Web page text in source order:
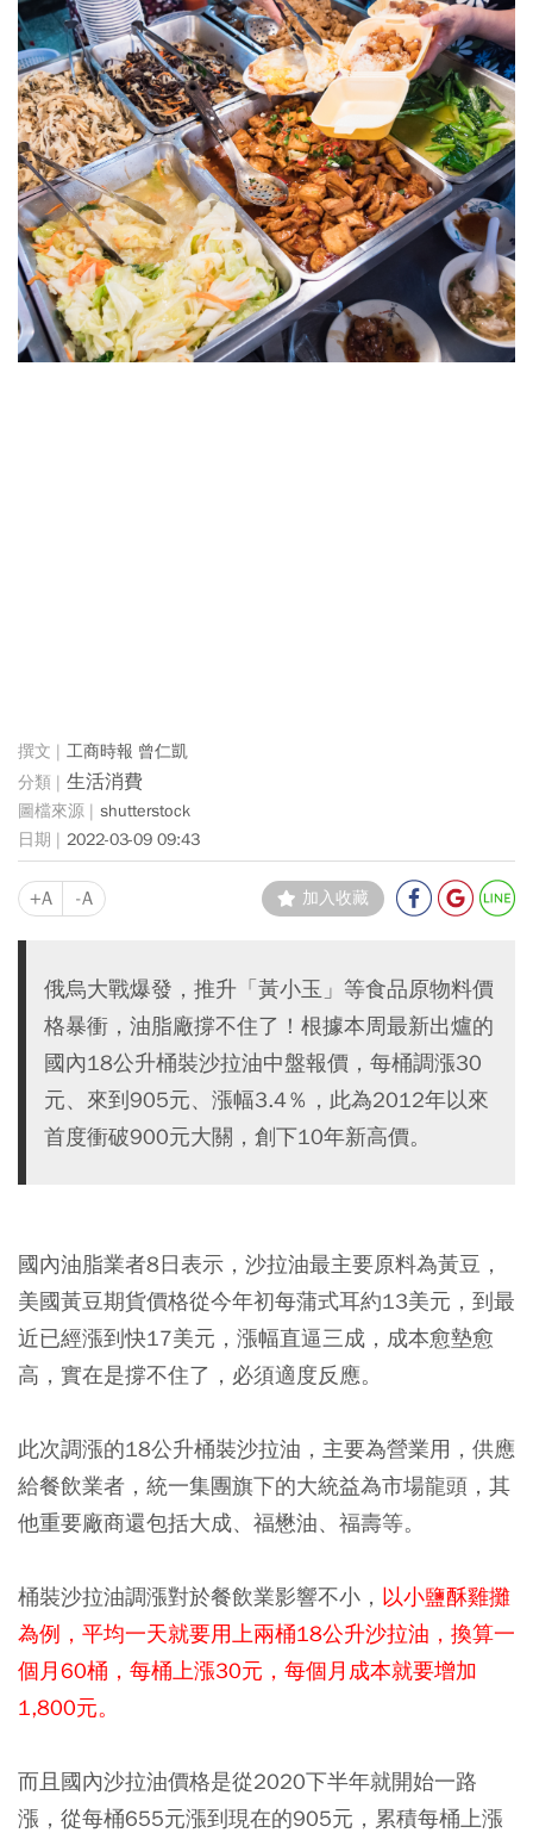
工商時報 曾仁凱
生活消費
shutterstock
2022-03-09 09:43
+A -A 加入收藏
俄烏大戰爆發，推升「黃小玉」等食品原物料價
格暴衝，油脂廠撐不住了！根據本周最新出爐的
國內18公升桶裝沙拉油中盤報價，每桶調漲30
元、來到905元、漲幅3.4％，此為2012年以來
首度衝破900元大關，創下10年新高價。
國內油脂業者8日表示，沙拉油最主要原料為黃豆，
美國黃豆期貨價格從今年初每蒲式耳約13美元，到最
近已經漲到快17美元，漲幅直逼三成，成本愈墊愈
高，實在是撐不住了，必須適度反應。
此次調漲的18公升桶裝沙拉油，主要為營業用，供應
給餐飲業者，統一集團旗下的大統益為市場龍頭，其
他重要廠商還包括大成、福懋油、福壽等。
桶裝沙拉油調漲對於餐飲業影響不小， 以小鹽酥雞攤
為例，平均一天就要用上兩桶18公升沙拉油，換算一
個月60桶，每桶上漲30元，每個月成本就要增加
1,800元。
而且國內沙拉油價格是從2020下半年就開始一路
漲，從每桶655元漲到現在的905元，累積每桶上漲